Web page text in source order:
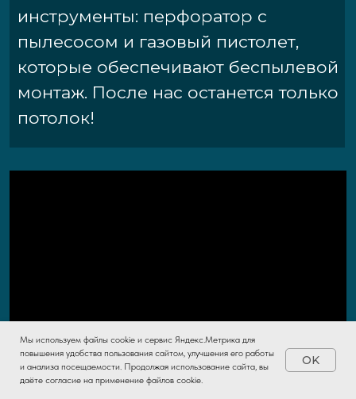
Расчет проекта
Мы используем файлы cookie и сервис Яндекс.Метрика для
повышения удобства пользования сайтом, улучшения его работы
и анализа посещаемости. Продолжая использование сайта, вы
даёте согласие на применение файлов cookie.
OK